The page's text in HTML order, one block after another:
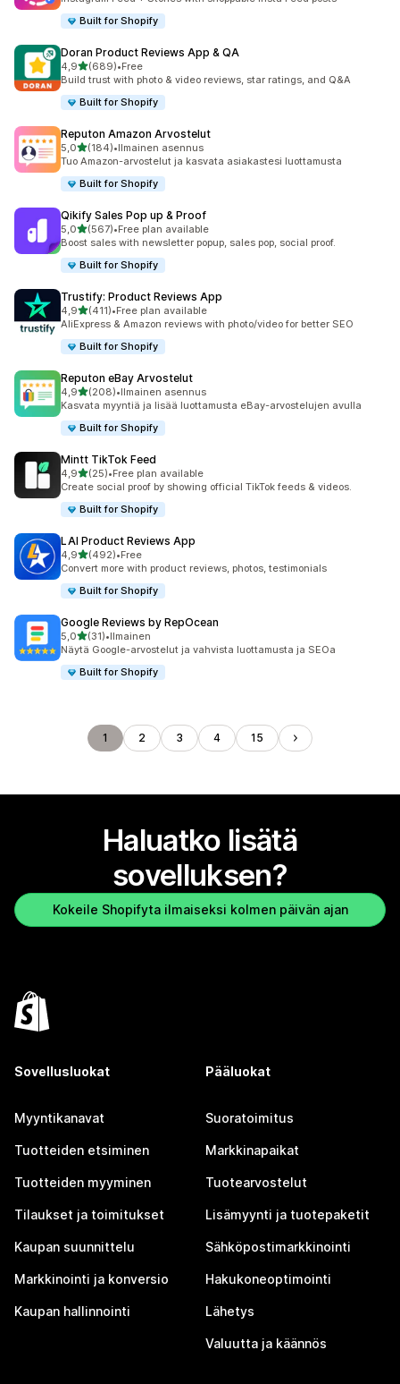
Built for Shopify
Doran Product Reviews App & QA
4,9/ 5 tähteä
(689)
689 arvostelua yhteensä
•Free
Build trust with photo & video reviews, star ratings, and Q&A
Built for Shopify
Reputon Amazon Arvostelut
5,0/ 5 tähteä
(184)
184 arvostelua yhteensä
•Ilmainen asennus
Tuo Amazon-arvostelut ja kasvata asiakastesi luottamusta
Built for Shopify
Qikify Sales Pop up & Proof
5,0/ 5 tähteä
(567)
567 arvostelua yhteensä
•Free plan available
Boost sales with newsletter popup, sales pop, social proof.
Built for Shopify
Trustify: Product Reviews App
4,9/ 5 tähteä
(411)
411 arvostelua yhteensä
•Free plan available
AliExpress & Amazon reviews with photo/video for better SEO
Built for Shopify
Reputon eBay Arvostelut
4,9/ 5 tähteä
(208)
208 arvostelua yhteensä
•Ilmainen asennus
Kasvata myyntiä ja lisää luottamusta eBay-arvostelujen avulla
Built for Shopify
Mintt TikTok Feed
4,9/ 5 tähteä
(25)
25 arvostelua yhteensä
•Free plan available
Create social proof by showing official TikTok feeds & videos.
Built for Shopify
LAI Product Reviews App
4,9/ 5 tähteä
(492)
492 arvostelua yhteensä
•Free
Convert more with product reviews, photos, testimonials
Built for Shopify
Google Reviews by RepOcean
5,0/ 5 tähteä
(31)
31 arvostelua yhteensä
•Ilmainen
Näytä Google-arvostelut ja vahvista luottamusta ja SEOa
Built for Shopify
1 2 3 4 15
Haluatko lisätä
sovelluksen?
Kokeile Shopifyta ilmaiseksi kolmen päivän ajan
Sovellusluokat
Myyntikanavat
Tuotteiden etsiminen
Tuotteiden myyminen
Tilaukset ja toimitukset
Kaupan suunnittelu
Markkinointi ja konversio
Kaupan hallinnointi
Pääluokat
Suoratoimitus
Markkinapaikat
Tuotearvostelut
Lisämyynti ja tuotepaketit
Sähköpostimarkkinointi
Hakukoneoptimointi
Lähetys
Valuutta ja käännös